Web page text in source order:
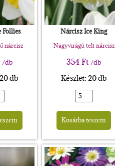
Follies
nárcisz
/db
db
Alternative:
Nárcisz Ice King
Nagyvirágú telt nárcisz
354Ft /db
Készlet: 20 db
Kosárba teszem